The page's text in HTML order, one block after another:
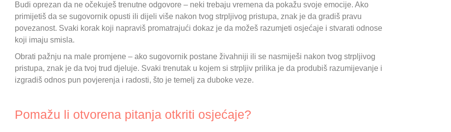
Budi oprezan da ne očekuješ trenutne odgovore – neki trebaju vremena da pokažu svoje emocije. Ako
primijetiš da se sugovornik opusti ili dijeli više nakon tvog strpljivog pristupa, znak je da gradiš pravu
povezanost. Svaki korak koji napraviš promatrajući dokaz je da možeš razumjeti osjećaje i stvarati odnose
koji imaju smisla.
Obrati pažnju na male promjene – ako sugovornik postane živahniji ili se nasmiješi nakon tvog strpljivog
pristupa, znak je da tvoj trud djeluje. Svaki trenutak u kojem si strpljiv prilika je da produbiš razumijevanje i
izgradiš odnos pun povjerenja i radosti, što je temelj za duboke veze.
Pomažu li otvorena pitanja otkriti osjećaje?